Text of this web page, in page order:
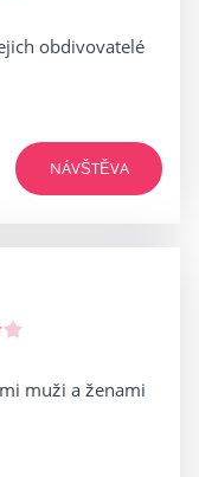
obdivovatelé
NÁVŠTĚVA
muži a ženami